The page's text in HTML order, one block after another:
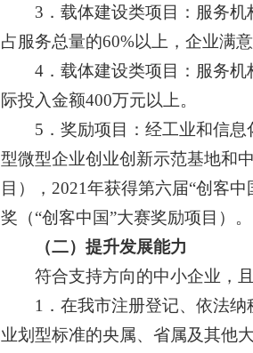
3．载体建设类项目：服务
占服务总量的60%以上，企业满
4．载体建设类项目：服务
际投入金额400万元以上。
5．奖励项目：经工业和信
型微型企业创业创新示范基地和
目），2021年获得第六届“创客
奖（“创客中国”大赛奖励项目）。
（二）提升发展能力
符合支持方向的中小企业，且
1．在我市注册登记、依法
业划型标准的央属、省属及其他